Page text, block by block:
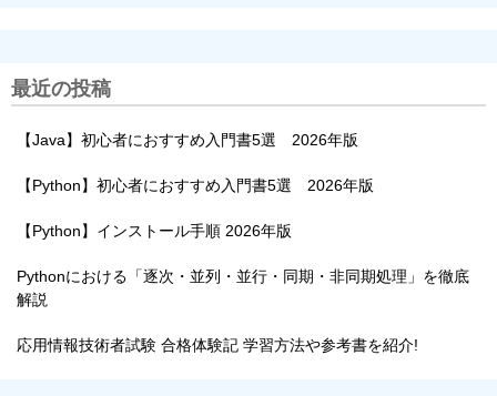
最近の投稿
【Java】初心者におすすめ入門書5選 2026年版
【Python】初心者におすすめ入門書5選 2026年版
【Python】インストール手順 2026年版
Pythonにおける「逐次・並列・並行・同期・非同期処理」を徹底
解説
応用情報技術者試験 合格体験記 学習方法や参考書を紹介!